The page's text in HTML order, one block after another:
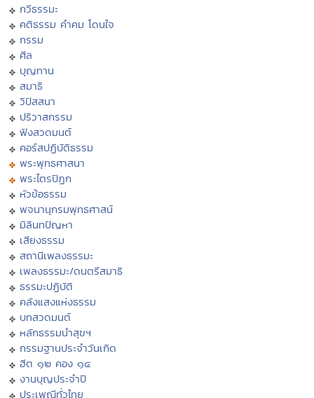
กวีธรรมะ
คติธรรม คำคม โดนใจ
กรรม
ศีล
บุญทาน
สมาธิ
วิปัสสนา
ปริวาสกรรม
ฟังสวดมนต์
คอร์สปฏิบัติธรรม
พระพุทธศาสนา
พระไตรปิฏก
หัวข้อธรรม
พจนานุกรมพุทธศาสน์
มิลินทปัญหา
เสียงธรรม
สถานีเพลงธรรมะ
เพลงธรรมะ/ดนตรีสมาธิ
ธรรมะปฏิบัติ
คลังแสงแห่งธรรม
บทสวดมนต์
หลักธรรมนำสุขฯ
กรรมฐานประจำวันเกิด
ฮีต ๑๒ คอง ๑๔
งานบุญประจำปี
ประเพณีทั่วไทย